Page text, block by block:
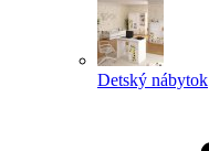
Detský nábytok